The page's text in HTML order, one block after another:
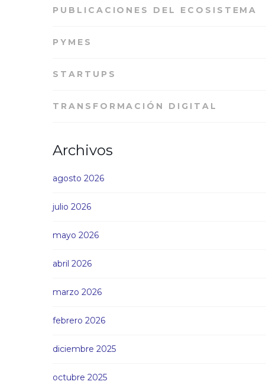
PUBLICACIONES DEL ECOSISTEMA
PYMES
STARTUPS
TRANSFORMACIÓN DIGITAL
Archivos
agosto 2026
julio 2026
mayo 2026
abril 2026
marzo 2026
febrero 2026
diciembre 2025
octubre 2025